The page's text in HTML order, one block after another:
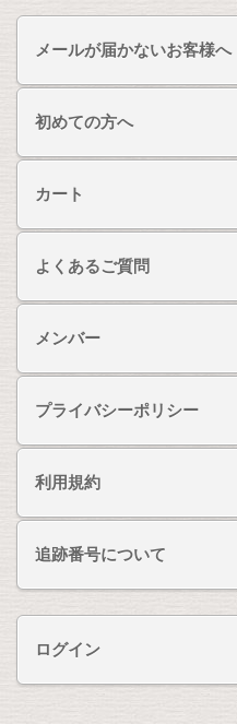
メールが届かないお客様へ
初めての方へ
カート
よくあるご質問
メンバー
プライバシーポリシー
利用規約
追跡番号について
ログイン